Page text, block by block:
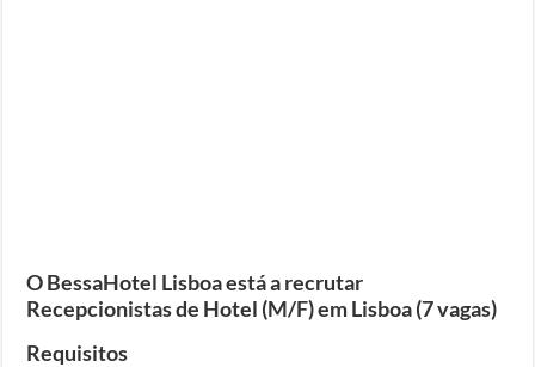
O BessaHotel Lisboa está a recrutar
Recepcionistas de Hotel (M/F) em Lisboa (7 vagas)
Requisitos